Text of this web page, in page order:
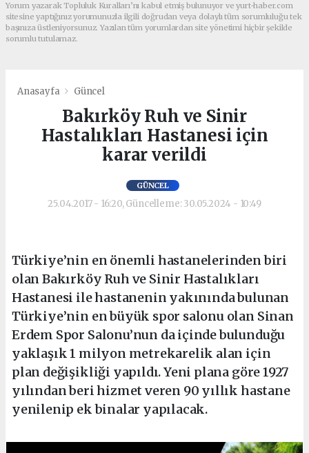
Yorum yazarak Topluluk Kuralları’nı kabul etmiş bulunuyor ve yurt-haber.com
sitesine yaptığınız yorumunuzla ilgili doğrudan veya dolaylı tüm sorumluluğu tek
başınıza üstleniyorsunuz. Yazılan tüm yorumlardan site yönetimi hiçbir şekilde
sorumlu tutulamaz.
Anasayfa Güncel
Bakırköy Ruh ve Sinir
Hastalıkları Hastanesi için
karar verildi
GÜNCEL
25.04.2017 - 16:20, Güncelleme: 30.05.2024 - 10:49
Türkiye’nin en önemli hastanelerinden biri
olan Bakırköy Ruh ve Sinir Hastalıkları
Hastanesi ile hastanenin yakınında bulunan
Türkiye’nin en büyük spor salonu olan Sinan
Erdem Spor Salonu’nun da içinde bulunduğu
yaklaşık 1 milyon metrekarelik alan için
plan değişikliği yapıldı. Yeni plana göre 1927
yılından beri hizmet veren 90 yıllık hastane
yenilenip ek binalar yapılacak.